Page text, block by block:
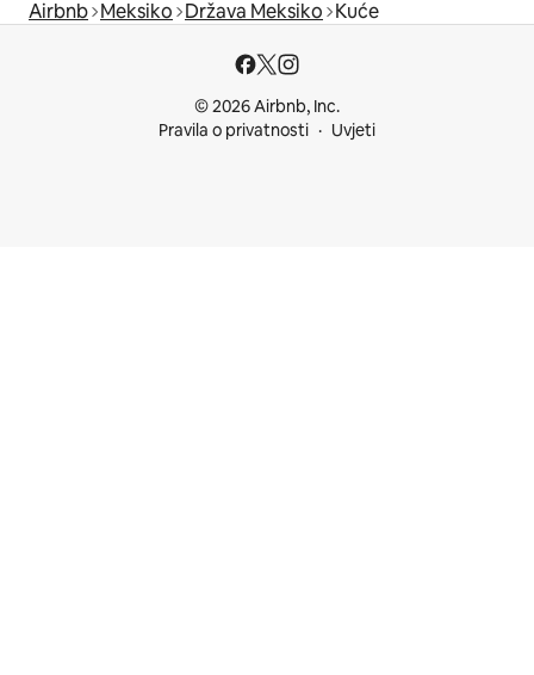
Airbnb Meksiko Država Meksiko Kuće
© 2026 Airbnb, Inc.
Pravila o privatnosti
Uvjeti